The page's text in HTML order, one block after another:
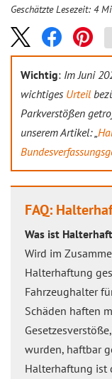
Geschätzte Lesezeit: 4
Wichtig: Im Juni
wichtiges Urteil
Parkverstößen
unserem Artikel: „
FAQ:
Was ist
Wird im
Halterhaftung
Fahrzeughalter
Schäden haften
wurden, haftbar
Halterhaftung ist